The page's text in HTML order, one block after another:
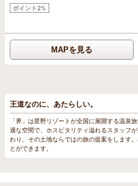
ポイント2%
MAPを見る
王道なのに、あたらしい。
「界」は星野リゾートが全国に展開する温泉
適な空間で、ホスピタリティ溢れるスタッフ
わり、その土地ならではの旅の提案をします
とができます。